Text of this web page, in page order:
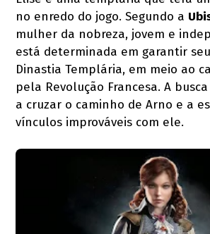
no enredo do jogo. Segundo a
mulher da nobreza, jovem e
está determinada em garantir
Dinastia Templária, em meio ao
pela Revolução Francesa. A
a cruzar o caminho de Arno e a
vínculos improváveis com ele.